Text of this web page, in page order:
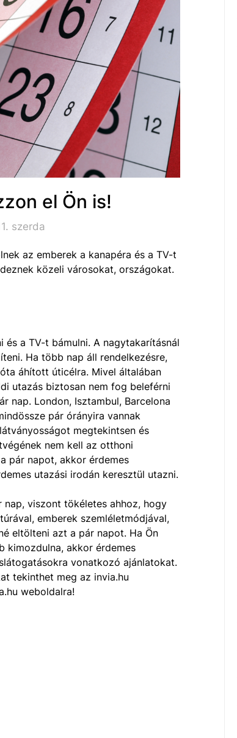
el Ön is!
szerda
az emberek a kanapéra és a TV-t
közeli városokat, országokat.
a TV-t bámulni. A nagytakarításnál
Ha több nap áll rendelkezésre,
áhított úticélra. Mivel általában
utazás biztosan nem fog beleférni
nap. London, Isztambul, Barcelona
pár órányira vannak
megtekintsen és
nem kell az otthoni
pár napot, akkor érdemes
utazási irodán keresztül utazni.
viszont tökéletes ahhoz, hogy
emberek szemléletmódjával,
eltölteni azt a pár napot. Ha Ön
kimozdulna, akkor érdemes
vonatkozó ajánlatokat.
tekinthet meg az invia.hu
weboldalra!